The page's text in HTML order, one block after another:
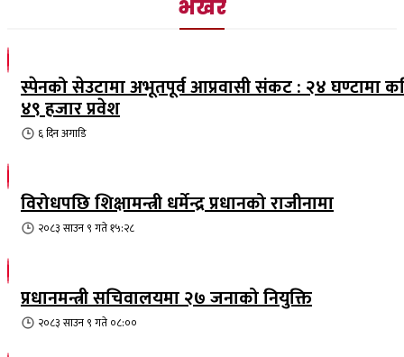
भर्खरै
स्पेनको सेउटामा अभूतपूर्व आप्रवासी संकट : २४ घण्टामा
४९ हजार प्रवेश
६ दिनअगाडि
विरोधपछि शिक्षामन्त्री धर्मेन्द्र प्रधानको राजीनामा
२०८३ साउन ९ गते १५:२८
प्रधानमन्त्री सचिवालयमा २७ जनाको नियुक्ति
२०८३ साउन ९ गते ०८:००